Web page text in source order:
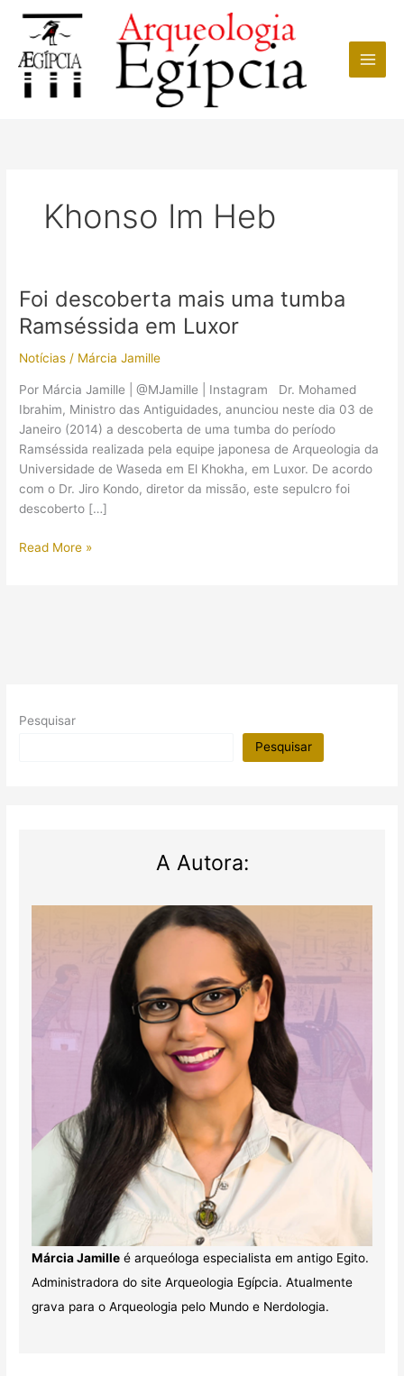
conteúdo
Khonso Im Heb
Foi descoberta mais uma tumba
Ramséssida em Luxor
Notícias / Márcia Jamille
Por Márcia Jamille | @MJamille | Instagram Dr. Mohamed
Ibrahim, Ministro das Antiguidades, anunciou neste dia 03 de
Janeiro (2014) a descoberta de uma tumba do período
Ramséssida realizada pela equipe japonesa de Arqueologia da
Universidade de Waseda em El Khokha, em Luxor. De acordo
com o Dr. Jiro Kondo, diretor da missão, este sepulcro foi
descoberto […]
Foi
Read More »
Pesquisar
Pesquisar
A Autora:
Márcia Jamilleé arqueóloga especialista em antigo Egito.
Administradora do site Arqueologia Egípcia. Atualmente
grava para o Arqueologia pelo Mundo e Nerdologia.